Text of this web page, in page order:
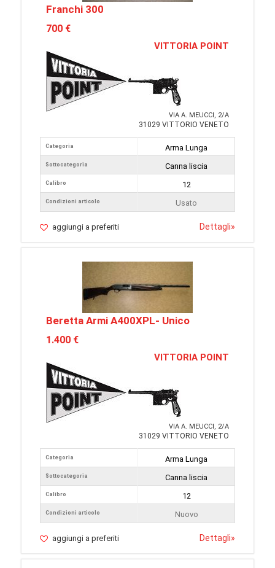
Franchi 300
700 €
VITTORIA POINT
VIA A. MEUCCI, 2/A
31029 VITTORIO VENETO
Categoria
Sottocategoria
Calibro
Condizioni articolo
Arma Lunga
Canna liscia
12
Usato
aggiungi a preferiti Dettagli»
Beretta Armi A400XPL- Unico
1.400 €
VITTORIA POINT
VIA A. MEUCCI, 2/A
31029 VITTORIO VENETO
Categoria
Sottocategoria
Calibro
Condizioni articolo
Arma Lunga
Canna liscia
12
Nuovo
aggiungi a preferiti Dettagli»